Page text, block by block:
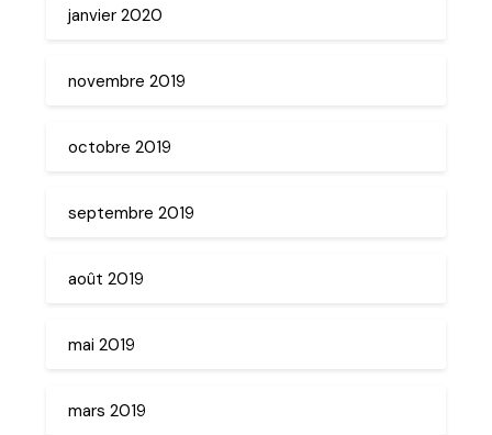
janvier 2020
novembre 2019
octobre 2019
septembre 2019
août 2019
mai 2019
mars 2019